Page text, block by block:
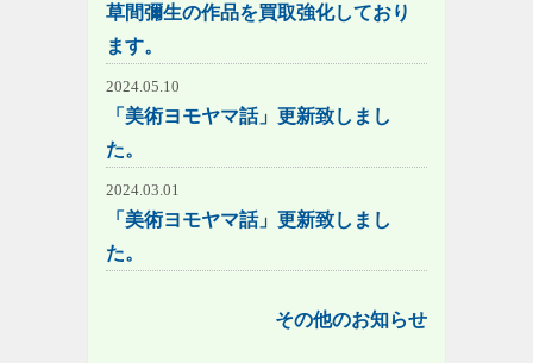
草間彌生の作品を買取強化しており
ます。
2024.05.10
「美術ヨモヤマ話」更新致しまし
た。
2024.03.01
「美術ヨモヤマ話」更新致しまし
た。
その他のお知らせ